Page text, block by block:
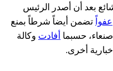
بعد أن أصدر الرئيس
عفواًتضمن أيضاً شرطاً بمنع
حسبماأفادتوكالة
أخرى.